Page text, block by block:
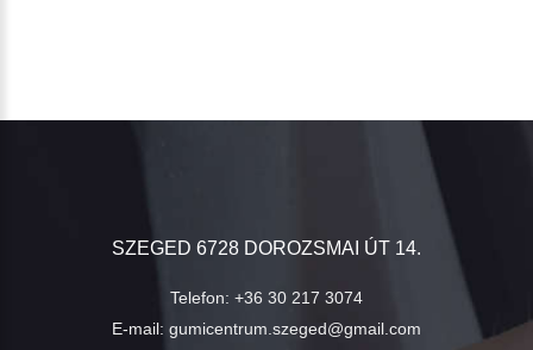
SZEGED 6728 DOROZSMAI ÚT 14.
Telefon: +36 30 217 3074
E-mail: gumicentrum.szeged@gmail.com